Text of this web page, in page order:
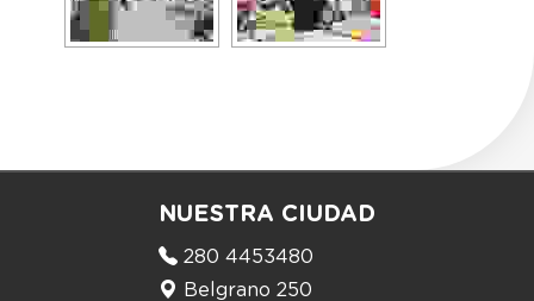
NUESTRA CIUDAD
280 4453480
Belgrano 250